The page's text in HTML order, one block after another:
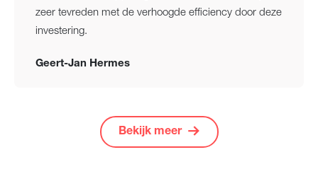
zeer tevreden met de verhoogde efficiency door deze
investering.
Geert-Jan Hermes
Bekijk meer